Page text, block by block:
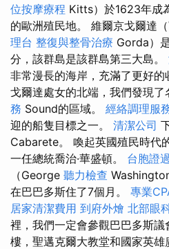
位按摩療程 Kitts）於1623年成
的歐洲殖民地。 維爾京戈爾達
理台 整復與整骨治療 Gorda）
分，該群島是該群島第三大島。
非常漫長的海岸，充滿了更好的
戈爾達處女的北端，我們發現
務 Sound的區域。 經絡調理服
迎的船隻目標之一。 清潔公司
Cabarete。 喚起英國殖民時代
一任總統喬治·華盛頓。 台胞證
（George 聽力檢查
在巴巴多斯住了7個月。 專業
居家清潔費用 到府外燴 北部眼
裡，我們一定會參觀巴巴多斯
樓，聖邁克爾大教堂和國家英雄